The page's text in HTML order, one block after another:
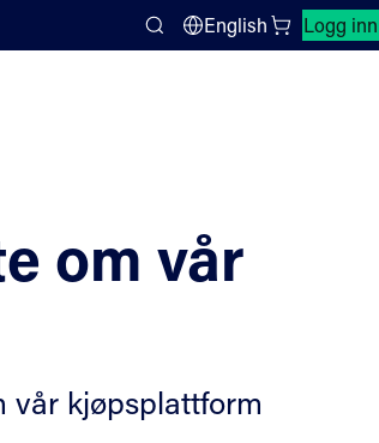
Search
English Logg inn
Lukk søkepanel
om vår
vår kjøpsplattform